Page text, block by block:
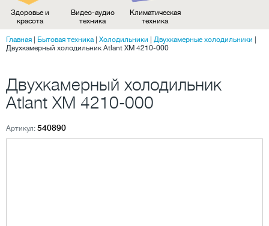
Здоровье и
красота
Видео-аудио
техника
Климатическая
техника
Главная Бытовая техника| Холодильники Двухкамерные холодильники
Двухкамерный холодильник Atlant XM 4210-000
Двухкамерный холодильник
Atlant XM 4210-000
Артикул: 540890